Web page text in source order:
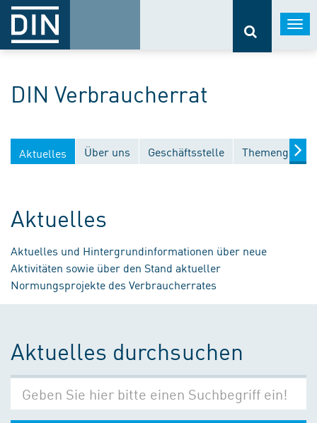
DIN Verbraucherrat
Aktuelles Über uns Geschäftsstelle
Aktuelles
Aktuelles und Hintergrundinformationen über neue
Aktivitäten sowie über den Stand aktueller
Normungsprojekte des Verbraucherrates
Aktuelles durchsuchen